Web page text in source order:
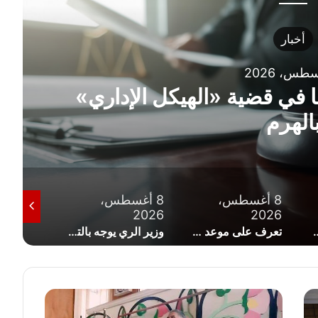
في قضية «الهيكل الإداري»
8 أغسطس،
2026
تعرف على موعد صرف مرتبات شهر أغسطس 2026
8 أغسطس،
2026
وزير الري يوجه بالتعامل الفوري مع أي تعديات على مجرى نهر النيل وأراضي طرح النهر
8 أغسطس،
2026
ب
ي